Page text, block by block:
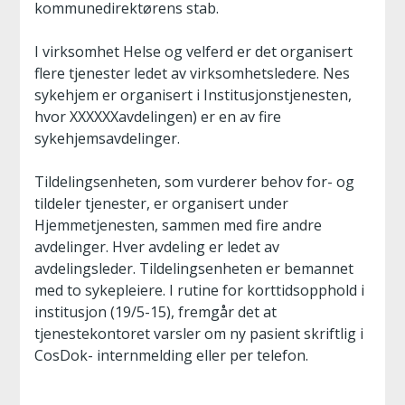
kommunedirektørens stab.
I virksomhet Helse og velferd er det organisert
flere tjenester ledet av virksomhetsledere. Nes
sykehjem er organisert i Institusjonstjenesten,
hvor XXXXXXavdelingen) er en av fire
sykehjemsavdelinger.
Tildelingsenheten, som vurderer behov for- og
tildeler tjenester, er organisert under
Hjemmetjenesten, sammen med fire andre
avdelinger. Hver avdeling er ledet av
avdelingsleder. Tildelingsenheten er bemannet
med to sykepleiere. I rutine for korttidsopphold i
institusjon (19/5-15), fremgår det at
tjenestekontoret varsler om ny pasient skriftlig i
CosDok- internmelding eller per telefon.